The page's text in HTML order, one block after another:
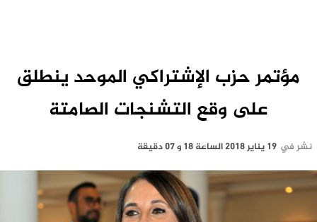
مؤتمر حزب الإشتراكي الموحد ينطلق
على وقع التشنجات الصامتة‎
نشر في 19 يناير 2018 الساعة 18 و 07 دقيقة